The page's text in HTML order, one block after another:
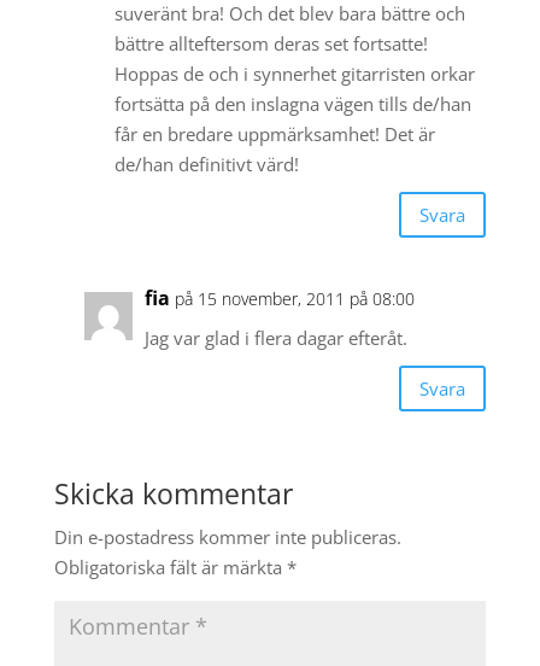
suveränt bra! Och det blev bara bättre och
bättre allteftersom deras set fortsatte!
Hoppas de och i synnerhet gitarristen orkar
fortsätta på den inslagna vägen tills de/han
får en bredare uppmärksamhet! Det är
de/han definitivt värd!
Svara
fia på 15 november, 2011 på 08:00
Jag var glad i flera dagar efteråt.
Svara
Skicka kommentar
Din e-postadress kommer inte publiceras.
Obligatoriska fält är märkta *